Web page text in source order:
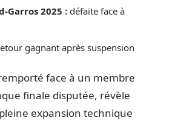
Garros 2025 :défaite face à
gagnant après suspension
face à un membre
finale disputée, révèle
expansion technique